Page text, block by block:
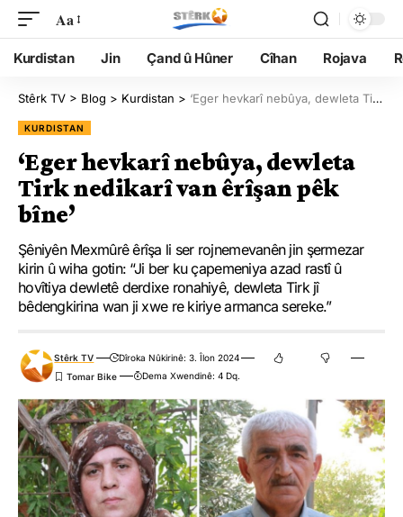
Aa
Kurdistan Jin Çand û Hûner Cîhan Rojava
Stêrk TV > Blog > Kurdistan > ‘Eger hevkarî nebûya, dewleta Tirk nedikarî van êrîşan pêk bîne’
KURDISTAN
‘Eger hevkarî nebûya, dewleta
Tirk nedikarî van êrîşan pêk
bîne’
Şêniyên Mexmûrê êrîşa li ser rojnemevanên jin şermezar
kirin û wiha gotin: “Ji ber ku çapemeniya azad rastî û
hovîtiya dewletê derdixe ronahiyê, dewleta Tirk jî
bêdengkirina wan ji xwe re kiriye armanca sereke.”
Stêrk TV
Dîroka Nûkirinê: 3. Îlon 2024
Dema Xwendinê: 4 Dq.